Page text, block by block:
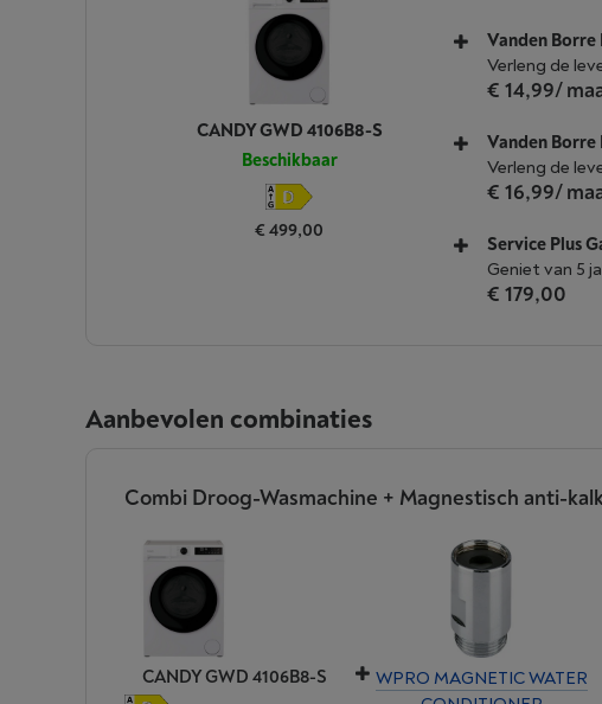
CANDY GWD 4106B8-S
Beschikbaar
€ 499,00
Vanden
Verleng de
€ 14,99/
Vanden
Verleng de
€ 16,99/
Service Plus
Geniet van 5
€ 179,00
Aanbevolen combinaties
Combi Droog-Wasmachine + Magnestisch anti-
CANDY GWD 4106B8-S
WPRO MAGNETIC WATER